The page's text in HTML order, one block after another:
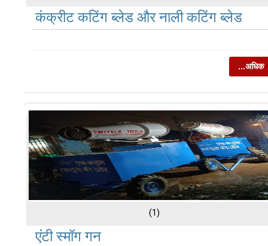
कंक्रीट कटिंग ब्लेड और नाली कटिंग ब्लेड
...अधिक
(1)
एंटी स्मॉग गन